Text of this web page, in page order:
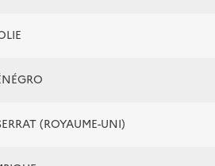
(ROYAUME-UNI)